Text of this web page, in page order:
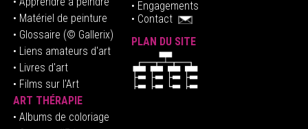
• Matériel de peinture
• Glossaire (© Gallerix)
• Liens amateurs d'art
• Livres d'art
• Films sur l'Art
ART THÉRAPIE
• Albums de coloriage
• Engagements
• Contact
PLAN DU SITE